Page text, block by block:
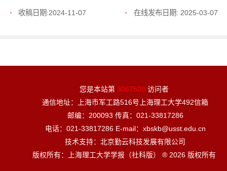
收稿日期:2024-11-07 在线发布日期: 2025-03-07
您是本站第3067509 访问者
通信地址：上海市军工路516号上海理工大学492信箱
邮编：200093 传真：021-33817286
电话：021-33817286 E-mail：xbskb@usst.edu.cn
技术支持：北京勤云科技发展有限公司
版权所有：上海理工大学学报（社科版） ® 2026 版权所有